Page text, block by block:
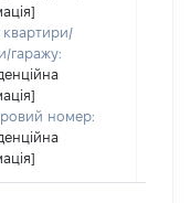
гаражу:
номер: